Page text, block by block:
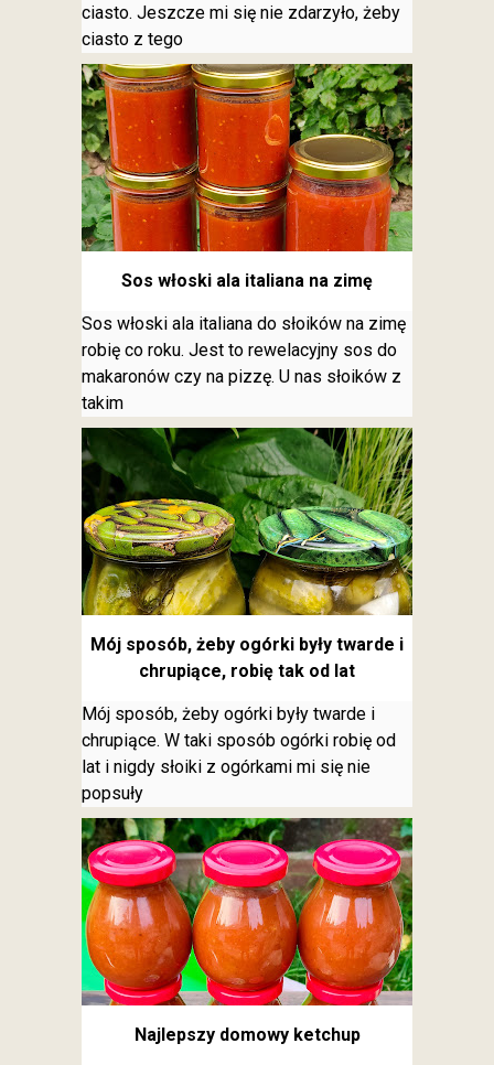
ciasto. Jeszcze mi się nie zdarzyło, żeby
ciasto z tego
Sos włoski ala italiana na zimę
Sos włoski ala italiana do słoików na zimę
robię co roku. Jest to rewelacyjny sos do
makaronów czy na pizzę. U nas słoików z
takim
Mój sposób, żeby ogórki były twarde i
chrupiące, robię tak od lat
Mój sposób, żeby ogórki były twarde i
chrupiące. W taki sposób ogórki robię od
lat i nigdy słoiki z ogórkami mi się nie
popsuły
Najlepszy domowy ketchup